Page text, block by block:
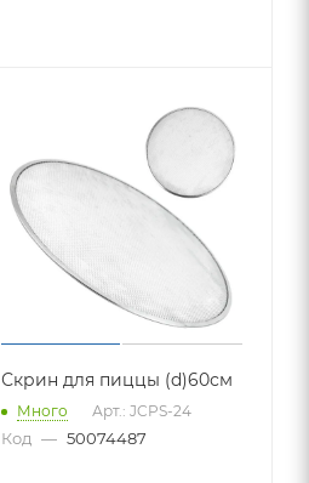
Скрин для пиццы (d)60см
Много Арт.: JCPS-24
Код — 50074487